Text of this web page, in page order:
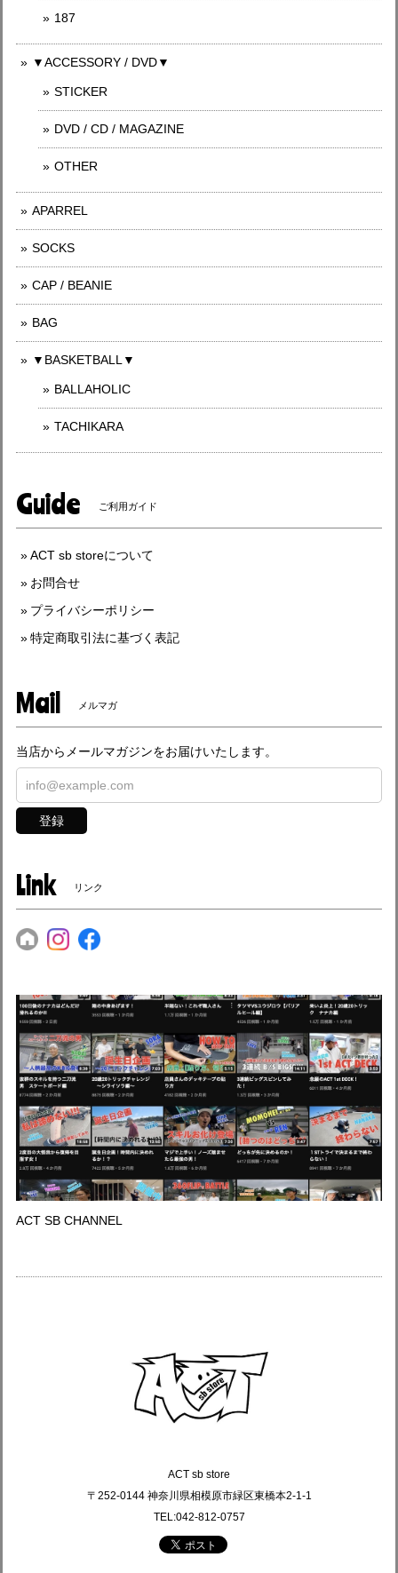
187
▼ACCESSORY / DVD▼
STICKER
DVD / CD / MAGAZINE
OTHER
APARREL
SOCKS
CAP / BEANIE
BAG
▼BASKETBALL▼
BALLAHOLIC
TACHIKARA
Guide ご利用ガイド
ACT sb storeについて
お問合せ
プライバシーポリシー
特定商取引法に基づく表記
Mail メルマガ
当店からメールマガジンをお届けいたします。
登録
Link リンク
ACT SB CHANNEL
ACT sb store
〒252-0144 神奈川県相模原市緑区東橋本2-1-1
TEL:042-812-0757